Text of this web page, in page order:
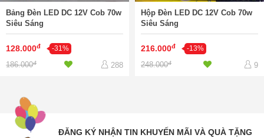
Bảng Đèn LED DC 12V Cob 70w
Siêu Sáng
128.000đ -31%
186.000đ 288
Hộp Đèn LED DC 12V Cob 70w
Siêu Sáng
216.000đ -13%
248.000đ 9
ĐĂNG KÝ NHẬN TIN KHUYẾN MÃI VÀ QUÀ TẶNG